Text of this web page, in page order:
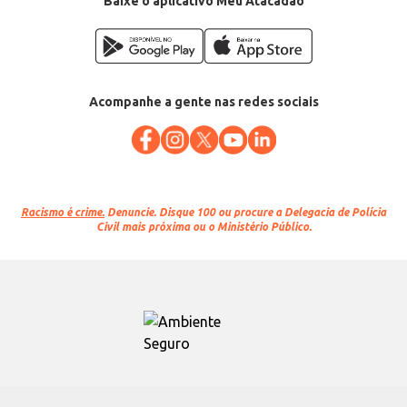
Acompanhe a gente nas redes sociais
Racismo é crime. Denuncie. Disque 100 ou procure a Delegacia de Polícia
Civil mais próxima ou o Ministério Público.